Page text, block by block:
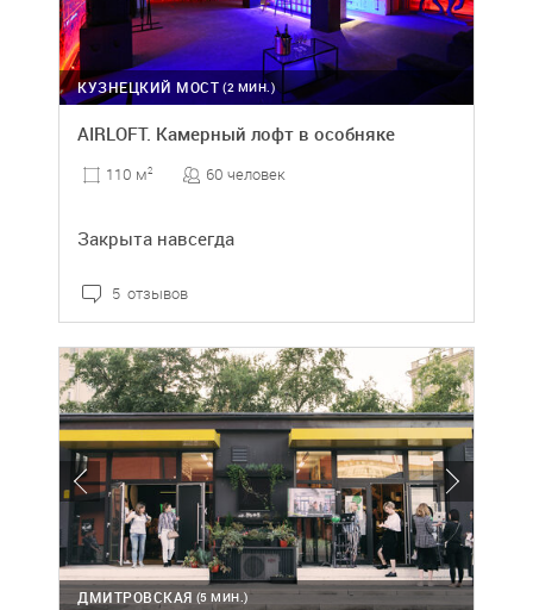
(2 МИН.)
КУЗНЕЦКИЙ МОСТ
AIRLOFT. Камерный лофт в особняке
110 м2 60 человек
Закрыта навсегда
5 отзывов
(5 МИН.)
ДМИТРОВСКАЯ